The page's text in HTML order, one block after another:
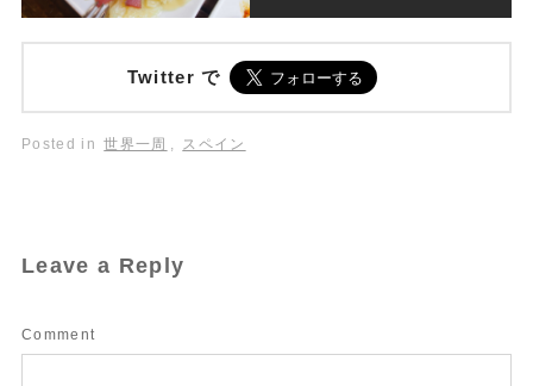
Twitter で
Posted in 世界一周 , スペイン
Leave a Reply
Comment